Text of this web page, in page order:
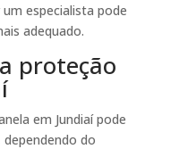
especialista pode
adequado.
proteção
em Jundiaí pode
do